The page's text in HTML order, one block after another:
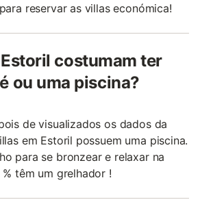
reservar as villas económica!
costumam ter
ou uma piscina?
de visualizados os dados da
em Estoril possuem uma piscina.
para se bronzear e relaxar na
têm um grelhador !